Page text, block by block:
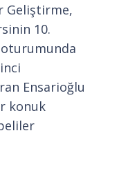
Geliştirme,
10.
Ensarioğlu
konuk